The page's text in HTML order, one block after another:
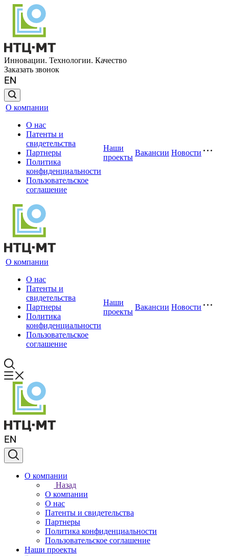
Инновации. Технологии. Качество
Заказать звонок
О компании
О нас
Патенты и
свидетельства
Партнеры
Политика
конфиденциальности
Пользовательское
соглашение
Наши
проекты
Вакансии Новости
О компании
О нас
Патенты и
свидетельства
Партнеры
Политика
конфиденциальности
Пользовательское
соглашение
Наши
проекты
Вакансии Новости
О компании
Назад
О компании
О нас
Патенты и свидетельства
Партнеры
Политика конфиденциальности
Пользовательское соглашение
Наши проекты